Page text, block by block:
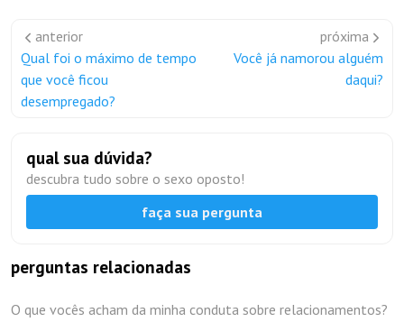
anterior
Qual foi o máximo de tempo
que você ficou
desempregado?
próxima
Você já namorou alguém
daqui?
qual sua dúvida?
descubra tudo sobre o sexo oposto!
faça sua pergunta
perguntas relacionadas
O que vocês acham da minha conduta sobre relacionamentos?